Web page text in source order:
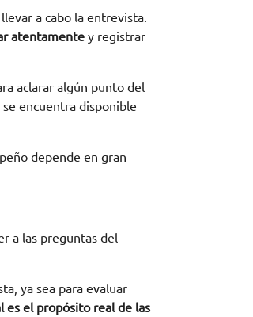
a cabo la entrevista.
atentamentey registrar
aclarar algún punto del
se encuentra disponible
depende en gran
a las preguntas del
ya sea para evaluar
es el propósito real de las